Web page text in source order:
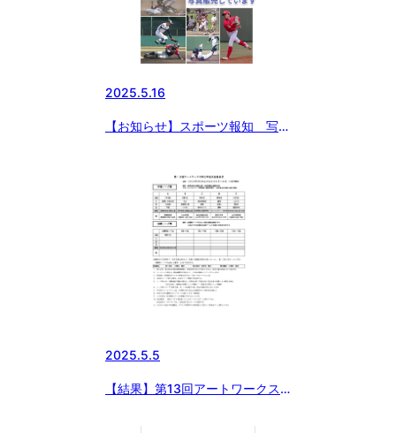
2025.5.16
【お知らせ】スポーツ報知 写真
2025.5.5
【結果】第13回アートワークス